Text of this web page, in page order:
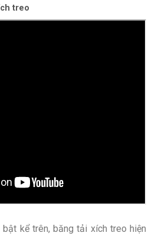
treo
kể trên, băng tải xích treo hiện